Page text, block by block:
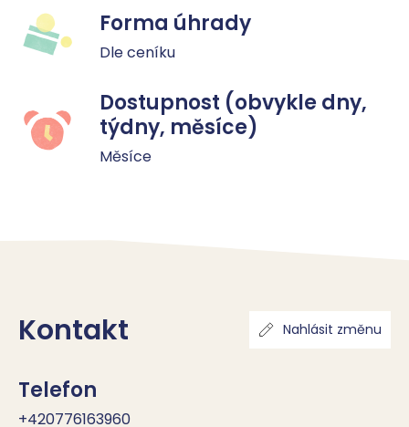
Forma úhrady
Dle ceníku
Dostupnost (obvykle dny,
týdny, měsíce)
Měsíce
Kontakt Nahlásit změnu
Telefon
+420776163960